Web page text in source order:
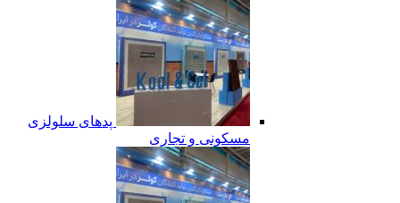
پدهای سلولزی
مسکونی و تجاری